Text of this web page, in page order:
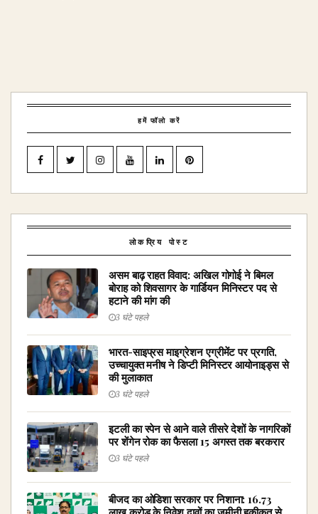
हमें फॉलो करें
लोकप्रिय पोस्ट
असम बाढ़ राहत विवाद: अखिल गोगोई ने बिमल
बोराह को शिवसागर के गार्डियन मिनिस्टर पद से
हटाने की मांग की
3 घंटे पहले
भारत-साइप्रस माइग्रेशन एग्रीमेंट पर प्रगति,
उच्चायुक्त मनीष ने डिप्टी मिनिस्टर आयोनाइड्स से
की मुलाकात
3 घंटे पहले
इटली का स्पेन से आने वाले तीसरे देशों के नागरिकों
पर शेंगेन रोक का फैसला 15 अगस्त तक बरकरार
3 घंटे पहले
बीजद का ओडिशा सरकार पर निशाना: ₹16.73